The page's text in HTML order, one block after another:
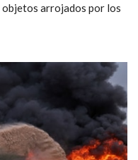
arrojados por los